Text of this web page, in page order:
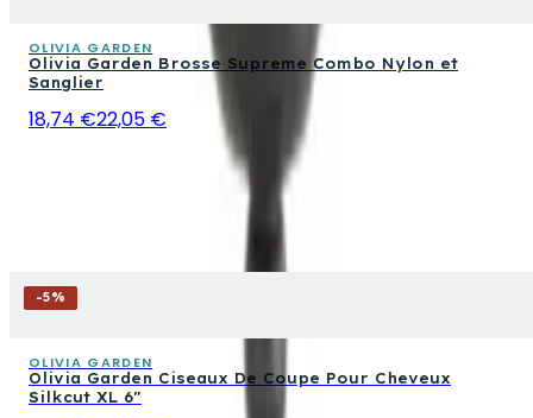
OLIVIA GARDEN
Olivia Garden Brosse Supreme Combo Nylon et
Sanglier
18,74 €22,05 €
-5%
OLIVIA GARDEN
Olivia Garden Ciseaux De Coupe Pour Cheveux
Silkcut XL 6"